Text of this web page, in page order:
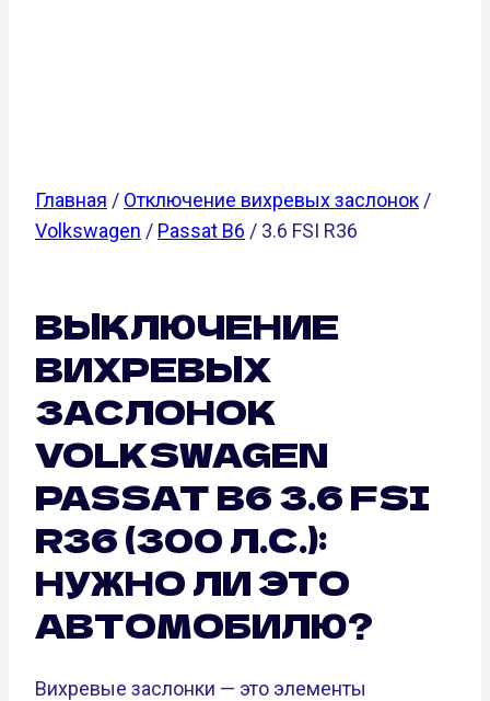
Главная / Отключение вихревых заслонок /
Volkswagen / Passat B6 / 3.6 FSI R36
ВЫКЛЮЧЕНИЕ
ВИХРЕВЫХ
ЗАСЛОНОК
VOLKSWAGEN
PASSAT B6 3.6 FSI
R36 (300 Л.С.):
НУЖНО ЛИ ЭТО
АВТОМОБИЛЮ?
Вихревые заслонки — это элементы